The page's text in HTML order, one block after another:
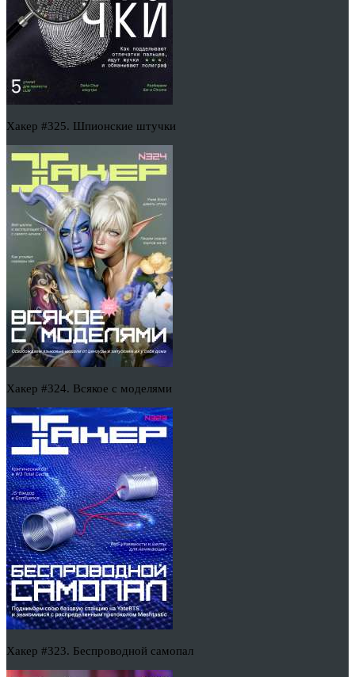
Хакер #325. Шпионские штучки
Хакер #324. Всякое с моделями
Хакер #323. Беспроводной самопал